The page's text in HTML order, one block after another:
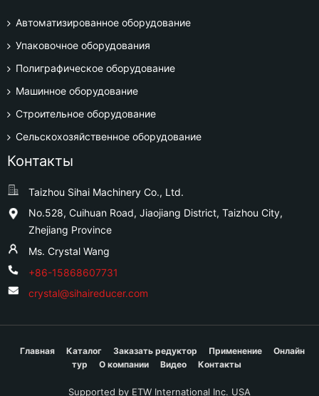
Автоматизированное оборудование
Упаковочное оборудования
Полиграфическое оборудование
Машинное оборудование
Строительное оборудование
Сельскохозяйственное оборудование
Контакты
Taizhou Sihai Machinery Co., Ltd.
No.528, Cuihuan Road, Jiaojiang District, Taizhou City,
Zhejiang Province
Ms. Crystal Wang
+86-15868607731
crystal@sihaireducer.com
Главная Каталог Заказать редуктор Применение
Онлайн
тур
О компании Видео Контакты
Supported by ETW International Inc. USA